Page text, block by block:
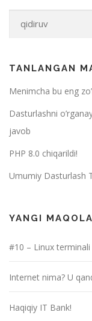
Qidirshish:
TANLANGAN
Menimcha bu eng
Dasturlashni
javob
PHP 8.0 chiqarildi!
Umumiy Dasturlash
YANGI
#10 – Linux
Internet nima? U
Haqiqiy IT Bank!